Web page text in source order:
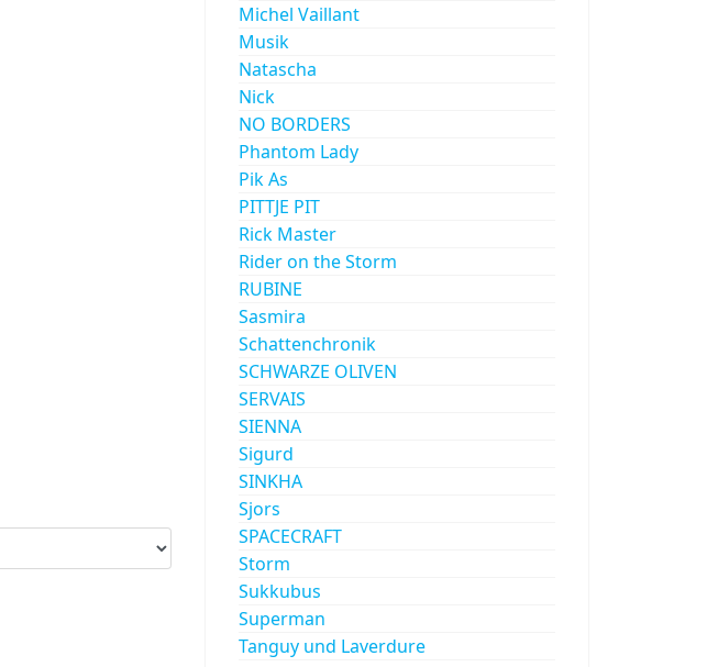
Michel Vaillant
Musik
Natascha
Nick
NO BORDERS
Phantom Lady
Pik As
PITTJE PIT
Rick Master
Rider on the Storm
RUBINE
Sasmira
Schattenchronik
SCHWARZE OLIVEN
SERVAIS
SIENNA
Sigurd
SINKHA
Sjors
SPACECRAFT
Storm
Sukkubus
Superman
Tanguy und Laverdure